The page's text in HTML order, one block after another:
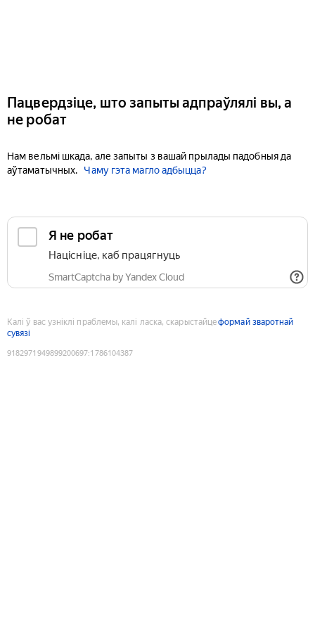
Пацвердзіце, што запыты адпраўлялі вы, а
не робат
Нам вельмі шкада, але запыты з вашай прылады падобныя да
аўтаматычных.
Чаму гэта магло адбыцца?
Я не робат
Націсніце, каб працягнуць
SmartCaptcha by Yandex Cloud
Калі ў вас узніклі праблемы, калі ласка, скарыстайцеформай зваротнай
сувязі
9182971949899200697:1786104387